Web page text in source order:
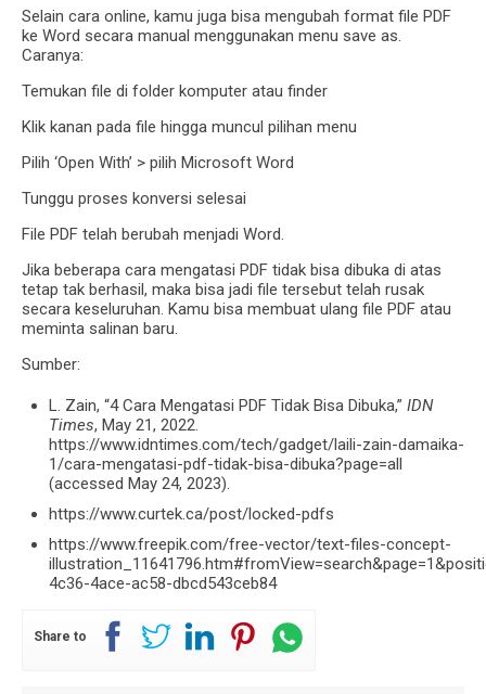
Selain cara online, kamu juga bisa mengubah format file PDF
ke Word secara manual menggunakan menu save as.
Caranya:
Temukan file di folder komputer atau finder
Klik kanan pada file hingga muncul pilihan menu
Pilih ‘Open With’ > pilih Microsoft Word
Tunggu proses konversi selesai
File PDF telah berubah menjadi Word.
Jika beberapa cara mengatasi PDF tidak bisa dibuka di atas
tetap tak berhasil, maka bisa jadi file tersebut telah rusak
secara keseluruhan. Kamu bisa membuat ulang file PDF atau
meminta salinan baru.
Sumber:
L. Zain, “4 Cara Mengatasi PDF Tidak Bisa Dibuka,” IDN
Times, May 21, 2022.
https://www.idntimes.com/tech/gadget/laili-zain-damaika-
1/cara-mengatasi-pdf-tidak-bisa-dibuka?page=all
(accessed May 24, 2023).
https://www.curtek.ca/post/locked-pdfs
https://www.freepik.com/free-vector/text-files-concept-
4c36-4ace-ac58-dbcd543ceb84
Share to